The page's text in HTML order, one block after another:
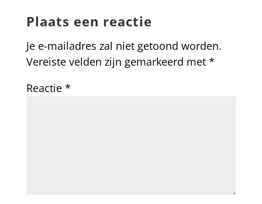
Plaats een reactie
Je e-mailadres zal niet getoond worden.
Vereiste velden zijn gemarkeerd met *
Reactie *